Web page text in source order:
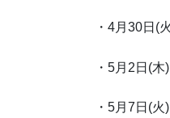
・4月30日
・5月2日(
・5月7日(